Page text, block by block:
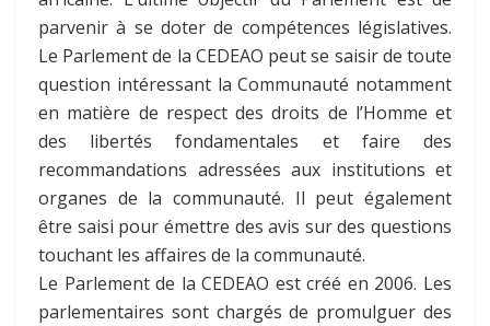
parvenir à se doter de compétences législatives.
Le Parlement de la CEDEAO peut se saisir de toute
question intéressant la Communauté notamment
en matière de respect des droits de l’Homme et
des libertés fondamentales et faire des
recommandations adressées aux institutions et
organes de la communauté. Il peut également
être saisi pour émettre des avis sur des questions
touchant les affaires de la communauté.
Le Parlement de la CEDEAO est créé en 2006. Les
parlementaires sont chargés de promulguer des